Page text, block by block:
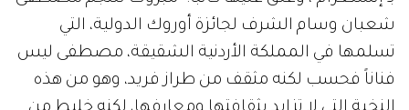
شعبان وسام الشرف لجائزة أوروك الدولية، التي
تسلمها في المملكة الأردنية الشقيقة، مصطفى ليس
فناناً فحسب لكنه مثقف من طراز فريد، وهو من هذه